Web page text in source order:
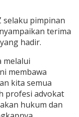
selaku pimpinan
terima
hadir.
melalui
membawa
kita semua
profesi advokat
hukum dan